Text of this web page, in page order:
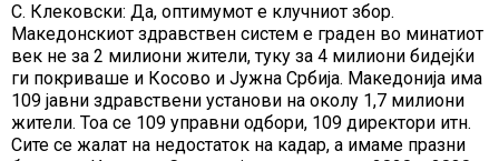
С. Клековски: Да, оптимумот е клучниот збор.
Македонскиот здравствен систем е граден во минатиот
век не за 2 милиони жители, туку за 4 милиони бидејќи
ги покриваше и Косово и Јужна Србија. Македонија има
109 јавни здравствени установи на околу 1,7 милиони
жители. Тоа се 109 управни одбори, 109 директори итн.
Сите се жалат на недостаток на кадар, а имаме празни